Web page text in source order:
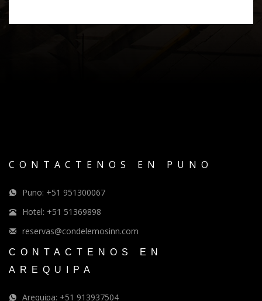
CONTACTENOS EN PUNO
Puno: +51 951300067
Hotel: +51 51369898
reservas@condelemosinn.com
CONTACTENOS EN
AREQUIPA
Arequipa: +51 913937504